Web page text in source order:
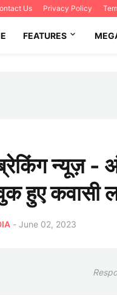
Us Privacy Policy
FEATURES
न्यूज़ -
हुए कवासी
- June 02, 2023